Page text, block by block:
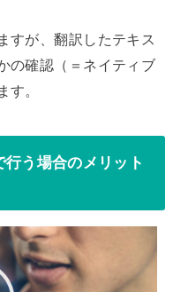
すが、翻訳したテキス
の確認（＝ネイティブ
す。
う場合のメリット